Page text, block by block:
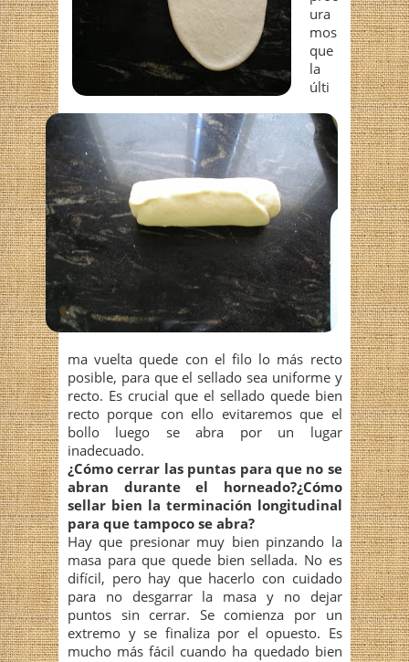
ura
mos
que
la
últi
ma vuelta quede con el filo lo más recto
posible, para que el sellado sea uniforme y
recto. Es crucial que el sellado quede bien
recto porque con ello evitaremos que el
bollo luego se abra por un lugar
inadecuado.
¿Cómo cerrar las puntas para que no se
abran durante el horneado?¿Cómo
sellar bien la terminación longitudinal
para que tampoco se abra?
Hay que presionar muy bien pinzando la
masa para que quede bien sellada. No es
difícil, pero hay que hacerlo con cuidado
para no desgarrar la masa y no dejar
puntos sin cerrar. Se comienza por un
extremo y se finaliza por el opuesto. Es
mucho más fácil cuando ha quedado bien